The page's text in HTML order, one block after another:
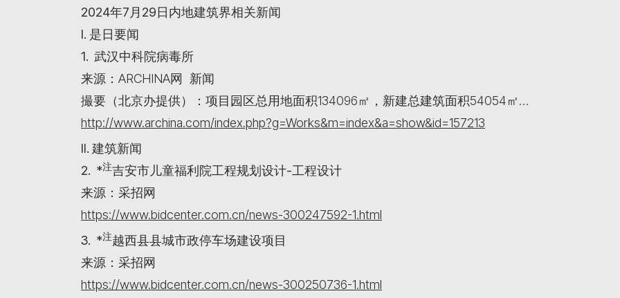
2024年7月29日内地建筑界相关新闻
I. 是日要闻
1. 武汉中科院病毒所
来源：ARCHINA网 新闻
撮要（北京办提供）：项目园区总用地面积134096㎡，新建总建筑面积54054㎡…
http://www.archina.com/index.php?g=Works&m=index&a=show&id=157213
II. 建筑新闻
2. *注吉安市儿童福利院工程规划设计-工程设计
来源：采招网
https://www.bidcenter.com.cn/news-300247592-1.html
3. *注越西县县城市政停车场建设项目
来源：采招网
https://www.bidcenter.com.cn/news-300250736-1.html